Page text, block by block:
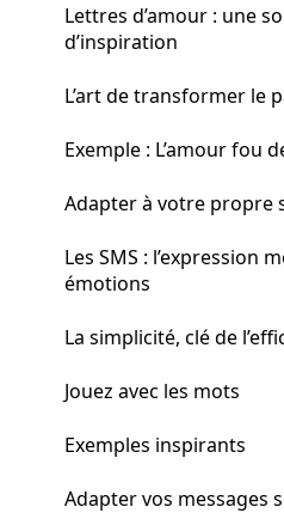
Lettres d’amour : une
d’inspiration
L’art de transformer le
Exemple : L’amour fou
Adapter à votre propre
Les SMS : l’expression
émotions
La simplicité, clé de
Jouez avec les mots
Exemples inspirants
Adapter vos messages